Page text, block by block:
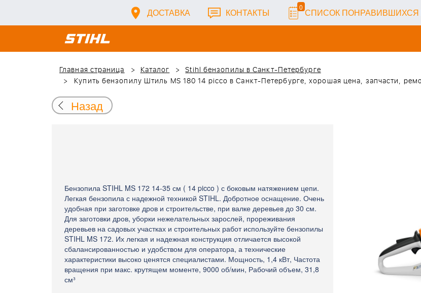
ДОСТАВКА КОНТАКТЫ 0 СПИСОК ПОНРАВИВШИХСЯ
Главная страница
Каталог
Stihl бензопилы в Санкт-Петербурге
Купить бензопилу Штиль MS 180 14 picco в Санкт-Петербурге, хорошая цена, запчасти,
Назад
Бензопила STIHL MS 172 14-35 см ( 14 picco ) с боковым натяжением цепи.
Легкая бензопила с надежной техникой STIHL. Добротное оснащение. Очень
удобная при заготовке дров и строительстве, при валке деревьев до 30 см.
Для заготовки дров, уборки нежелательных зарослей, прореживания
деревьев на садовых участках и строительных работ используйте бензопилы
STIHL MS 172. Их легкая и надежная конструкция отличается высокой
сбалансированностью и удобством для оператора, а технические
характеристики высоко ценятся специалистами. Мощность, 1,4 кВт, Частота
вращения при макс. крутящем моменте, 9000 об/мин, Рабочий объем, 31,8
см³